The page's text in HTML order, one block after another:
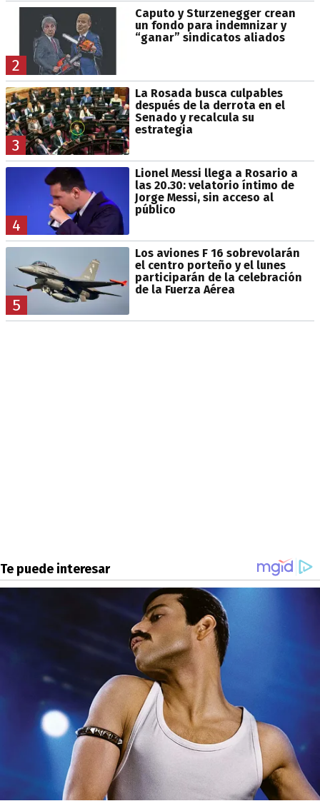
2
Caputo y Sturzenegger crean
un fondo para indemnizar y
“ganar” sindicatos aliados
3
La Rosada busca culpables
después de la derrota en el
Senado y recalcula su
estrategia
4
Lionel Messi llega a Rosario a
las 20.30: velatorio íntimo de
Jorge Messi, sin acceso al
público
5
Los aviones F 16 sobrevolarán
el centro porteño y el lunes
participarán de la celebración
de la Fuerza Aérea